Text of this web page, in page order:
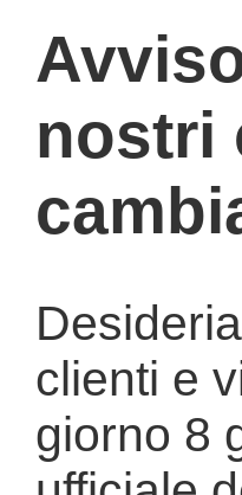
nostri
clienti e
giorno 8